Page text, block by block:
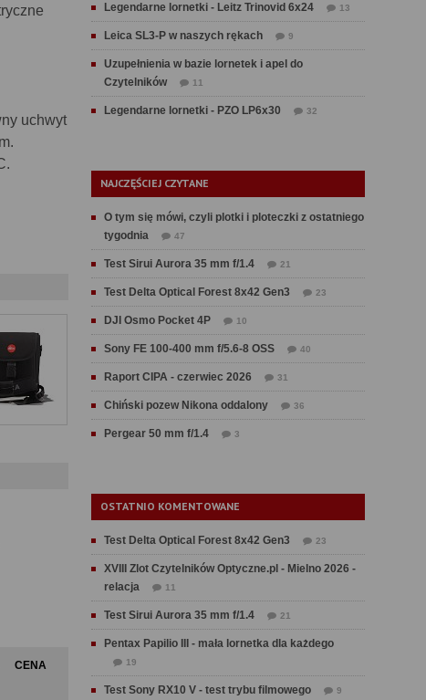
uchwyt
CENA
Legendarne lornetki - Leitz Trinovid 6x24 13
Leica SL3-P w naszych rękach 9
Uzupełnienia w bazie lornetek i apel do
Czytelników
11
Legendarne lornetki - PZO LP6x30 32
NAJCZĘŚCIEJ CZYTANE
O tym się mówi, czyli plotki i ploteczki z ostatniego
tygodnia
47
Test Sirui Aurora 35 mm f/1.4 21
Test Delta Optical Forest 8x42 Gen3 23
DJI Osmo Pocket 4P 10
Sony FE 100-400 mm f/5.6-8 OSS 40
Raport CIPA - czerwiec 2026 31
Chiński pozew Nikona oddalony 36
Pergear 50 mm f/1.4 3
OSTATNIO KOMENTOWANE
Test Delta Optical Forest 8x42 Gen3 23
XVIII Zlot Czytelników Optyczne.pl - Mielno 2026 -
relacja
11
Test Sirui Aurora 35 mm f/1.4 21
Pentax Papilio III - mała lornetka dla każdego
19
Test Sony RX10 V - test trybu filmowego 9